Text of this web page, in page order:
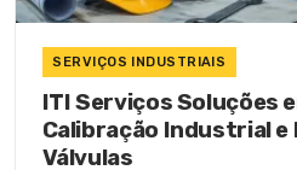
SERVIÇOS INDUSTRIAIS
ITI Serviços Soluções
Calibração Industrial e
Válvulas